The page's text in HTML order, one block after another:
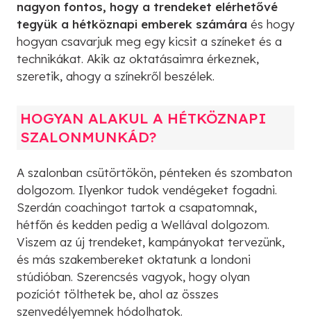
nagyon fontos, hogy a trendeket elérhetővé
tegyük a hétköznapi emberek számára és hogy
hogyan csavarjuk meg egy kicsit a színeket és a
technikákat. Akik az oktatásaimra érkeznek,
szeretik, ahogy a színekről beszélek.
HOGYAN ALAKUL A HÉTKÖZNAPI
SZALONMUNKÁD?
A szalonban csütörtökön, pénteken és szombaton
dolgozom. Ilyenkor tudok vendégeket fogadni.
Szerdán coachingot tartok a csapatomnak,
hétfőn és kedden pedig a Wellával dolgozom.
Viszem az új trendeket, kampányokat tervezünk,
és más szakembereket oktatunk a londoni
stúdióban. Szerencsés vagyok, hogy olyan
pozíciót tölthetek be, ahol az összes
szenvedélyemnek hódolhatok.